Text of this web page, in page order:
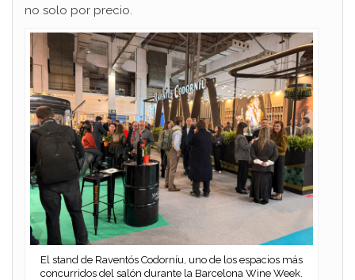
no solo por precio.
El stand de Raventós Codorníu, uno de los espacios más
concurridos del salón durante la Barcelona Wine Week.